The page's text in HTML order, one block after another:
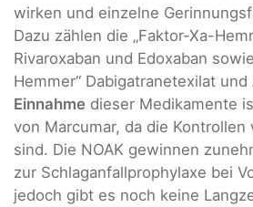
wirken und einzelne
Dazu zählen die „Faktor-Xa-
Rivaroxaban und Edoxaban
Hemmer“ Dabigatranetexilat
Einnahme dieser Medikamente
von Marcumar, da die
sind. Die NOAK gewinnen
zur Schlaganfallprophylaxe bei
jedoch gibt es noch keine